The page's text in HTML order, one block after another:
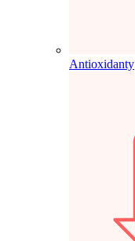
Antioxidanty